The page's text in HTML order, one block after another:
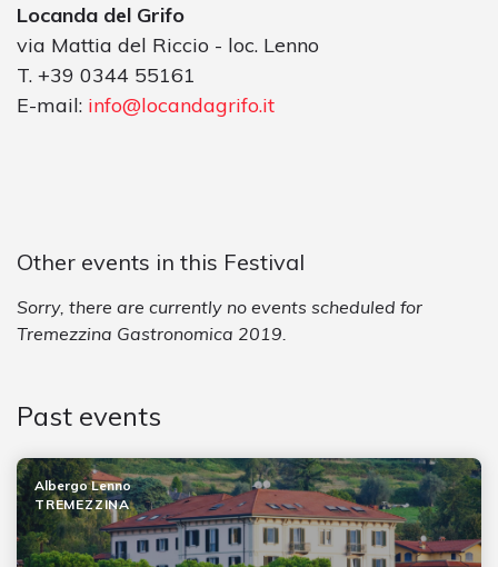
Locanda del Grifo
via Mattia del Riccio - loc. Lenno
T. +39 0344 55161
E-mail: info@locandagrifo.it
Other events in this Festival
Sorry, there are currently no events scheduled for
Tremezzina Gastronomica 2019.
Past events
Albergo Lenno
TREMEZZINA